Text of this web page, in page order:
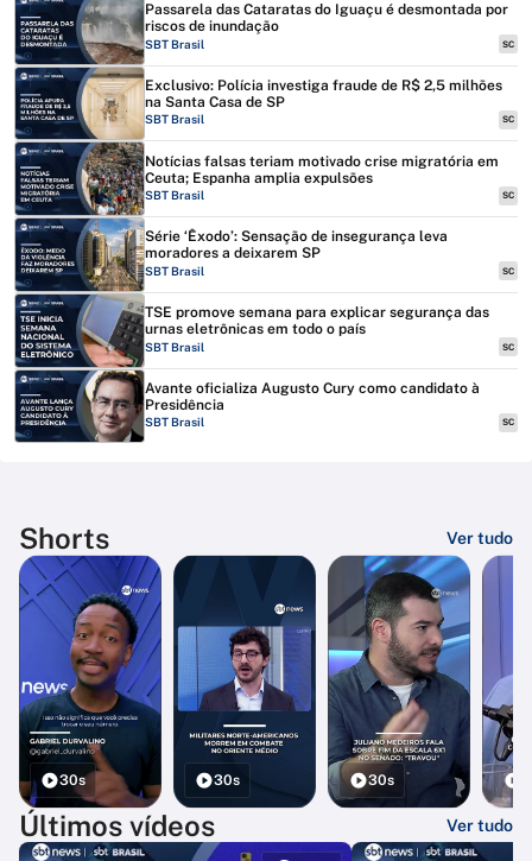
Passarela das Cataratas do Iguaçu é desmontada por
riscos de inundação
SBT Brasil SC
Exclusivo: Polícia investiga fraude de R$ 2,5 milhões
na Santa Casa de SP
SBT Brasil SC
Notícias falsas teriam motivado crise migratória em
Ceuta; Espanha amplia expulsões
SBT Brasil SC
Série ‘Êxodo’: Sensação de insegurança leva
moradores a deixarem SP
SBT Brasil SC
TSE promove semana para explicar segurança das
urnas eletrônicas em todo o país
SBT Brasil SC
Avante oficializa Augusto Cury como candidato à
Presidência
SBT Brasil SC
Shorts Ver tudo
30s 30s 30s
Últimos vídeos Ver tudo